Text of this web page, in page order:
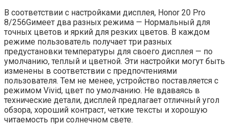
В соответствии с настройками дисплея, Honor 20 Pro
8/256Gимеет два разных режима — Нормальный для
точных цветов и яркий для резких цветов. В каждом
режиме пользователь получает три разных
предустановки температуры для своего дисплея — по
умолчанию, теплый и цветной. Эти настройки могут быть
изменены в соответствии с предпочтениями
пользователя. Тем не менее, устройство поставляется с
режимом Vivid, цвет по умолчанию. Не вдаваясь в
технические детали, дисплей предлагает отличный угол
обзора, хороший контраст, четкие тексты и хорошую
читаемость при солнечном свете.